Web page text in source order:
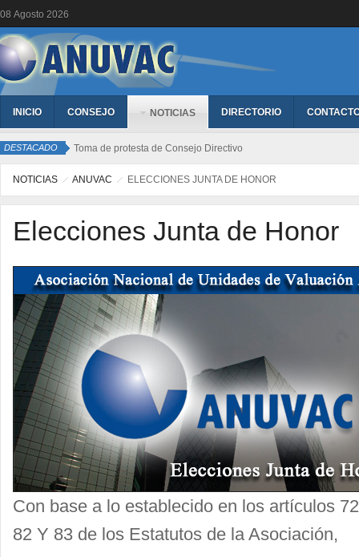
08 Agosto 2026
INICIO CONSEJO NOTICIAS DIRECTORIO
DESTACADO Toma de protesta de Consejo Directivo
NOTICIAS ANUVAC ELECCIONES JUNTA DE HONOR
Elecciones Junta de Honor
Con base a lo establecido en los artículos
82 Y 83 de los Estatutos de la Asociación,